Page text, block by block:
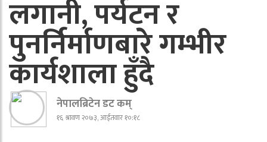
लगानी, पर्यटन र
पुनर्निर्माणबारे गम्भीर
कार्यशाला हुँदै
नेपालब्रिटेन डट कम्
१६ श्रावण २०७३, आईतवार १०:१८